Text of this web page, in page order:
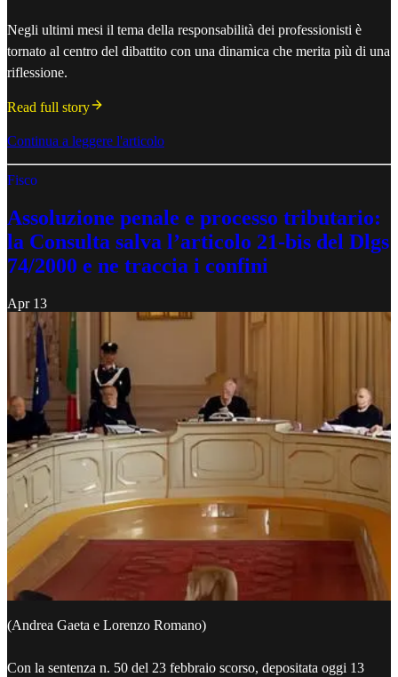
Negli ultimi mesi il tema della responsabilità dei professionisti è
tornato al centro del dibattito con una dinamica che merita più di una
riflessione.
Read full story
Continua a leggere l'articolo
Fisco
Assoluzione penale e processo tributario:
la Consulta salva l’articolo 21-bis del Dlgs
74/2000 e ne traccia i confini
Apr 13
(Andrea Gaeta e Lorenzo Romano)
Con la sentenza n. 50 del 23 febbraio scorso, depositata oggi 13